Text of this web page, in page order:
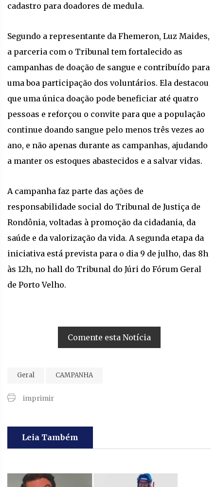
cadastro para doadores de medula.
Segundo a representante da Fhemeron, Luz Maides,
a parceria com o Tribunal tem fortalecido as
campanhas de doação de sangue e contribuído para
uma boa participação dos voluntários. Ela destacou
que uma única doação pode beneficiar até quatro
pessoas e reforçou o convite para que a população
continue doando sangue pelo menos três vezes ao
ano, e não apenas durante as campanhas, ajudando
a manter os estoques abastecidos e a salvar vidas.
A campanha faz parte das ações de
responsabilidade social do Tribunal de Justiça de
Rondônia, voltadas à promoção da cidadania, da
saúde e da valorização da vida. A segunda etapa da
iniciativa está prevista para o dia 9 de julho, das 8h
às 12h, no hall do Tribunal do Júri do Fórum Geral
de Porto Velho.
Comente esta Notícia
Geral CAMPANHA
imprimir
Leia Também